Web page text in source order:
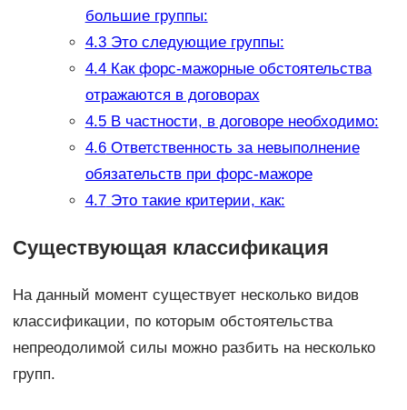
большие группы:
4.3Это следующие группы:
4.4Как форс-мажорные обстоятельства
отражаются в договорах
4.5В частности, в договоре необходимо:
4.6Ответственность за невыполнение
обязательств при форс-мажоре
4.7Это такие критерии, как:
Существующая классификация
На данный момент существует несколько видов
классификации, по которым обстоятельства
непреодолимой силы можно разбить на несколько
групп.